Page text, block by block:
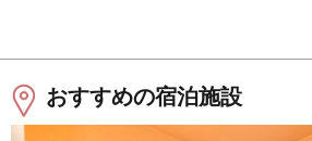
おすすめの宿泊施設